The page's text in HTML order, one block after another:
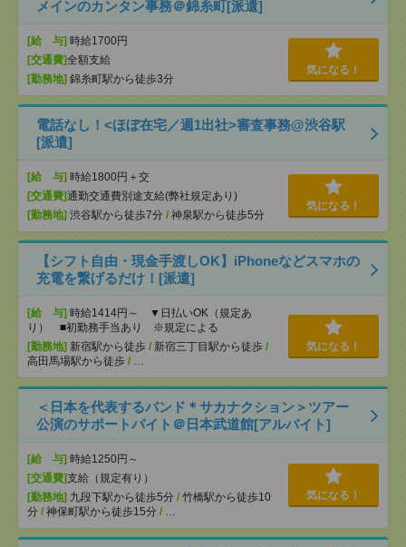
メインのカンタン事務＠錦糸町[派遣]
[給 与] 時給1700円
[交通費]全額支給
[勤務地] 錦糸町駅から徒歩3分
気になる！
電話なし！<ほぼ在宅／週1出社>審査事務@渋谷駅
[派遣]
[給 与] 時給1800円＋交
[交通費]通勤交通費別途支給(弊社規定あり)
[勤務地] 渋谷駅から徒歩7分 / 神泉駅から徒歩5分
気になる！
【シフト自由・現金手渡しOK】iPhoneなどスマホの
充電を繋げるだけ！[派遣]
[給 与] 時給1414円～ ▼日払いOK（規定あ
り） ■初勤務手当あり ※規定による
[勤務地] 新宿駅から徒歩 / 新宿三丁目駅から徒歩 /
高田馬場駅から徒歩 / …
気になる！
＜日本を代表するバンド＊サカナクション＞ツアー
公演のサポートバイト＠日本武道館[アルバイト]
[給 与] 時給1250円～
[交通費]支給（規定有り）
[勤務地] 九段下駅から徒歩5分 / 竹橋駅から徒歩10
分 / 神保町駅から徒歩15分 / …
気になる！